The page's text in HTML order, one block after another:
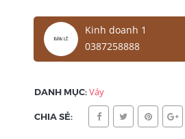
Kinh doanh 1
0387258888
DANH MỤC:Váy
CHIA SẺ: